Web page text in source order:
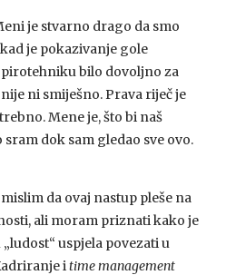
je stvarno drago da smo
je pokazivanje gole
bilo dovoljno za
ni smiješno. Prava riječ je
Mene je, što bi naš
dok sam gledao sve ovo.
da ovaj nastup pleše na
ali moram priznati kako je
uspjela povezati u
i time management